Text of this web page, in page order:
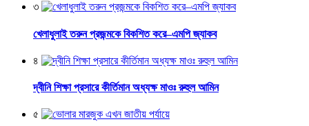
৩
খেলাধুলাই তরুন প্রজন্মকে বিকশিত করে–এমপি জ্যাকব
৪
দ্বীনি শিক্ষা প্রসারে কীর্তিমান অধ্যক্ষ মাওঃ রুহুল আমিন
৫